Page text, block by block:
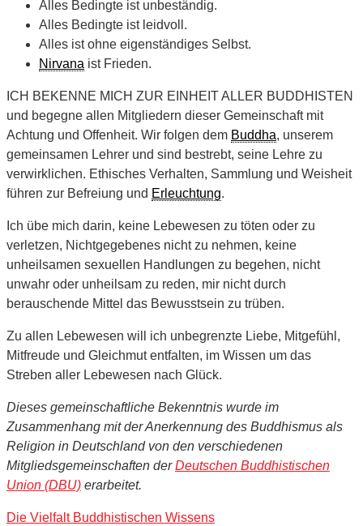
Alles Bedingte ist unbeständig.
Alles Bedingte ist leidvoll.
Alles ist ohne eigenständiges Selbst.
Nirvana ist Frieden.
ICH BEKENNE MICH ZUR EINHEIT ALLER BUDDHISTEN
und begegne allen Mitgliedern dieser Gemeinschaft mit
Achtung und Offenheit. Wir folgen dem Buddha, unserem
gemeinsamen Lehrer und sind bestrebt, seine Lehre zu
verwirklichen. Ethisches Verhalten, Sammlung und Weisheit
führen zur Befreiung und Erleuchtung.
Ich übe mich darin, keine Lebewesen zu töten oder zu
verletzen, Nichtgegebenes nicht zu nehmen, keine
unheilsamen sexuellen Handlungen zu begehen, nicht
unwahr oder unheilsam zu reden, mir nicht durch
berauschende Mittel das Bewusstsein zu trüben.
Zu allen Lebewesen will ich unbegrenzte Liebe, Mitgefühl,
Mitfreude und Gleichmut entfalten, im Wissen um das
Streben aller Lebewesen nach Glück.
Dieses gemeinschaftliche Bekenntnis wurde im
Zusammenhang mit der Anerkennung des Buddhismus als
Religion in Deutschland von den verschiedenen
Mitgliedsgemeinschaften derDeutschen Buddhistischen
Union (DBU) erarbeitet.
Die Vielfalt Buddhistischen Wissens